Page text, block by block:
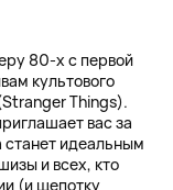
80-х с первой
культового
Things).
вас за
станет идеальным
и всех, кто
(и щепотку